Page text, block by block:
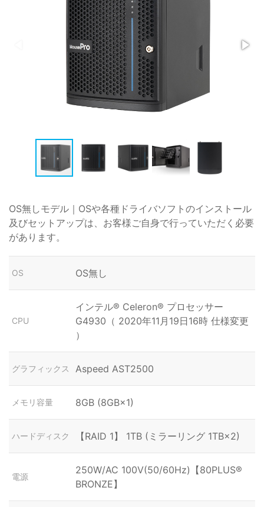
OS無しモデル｜OSや各種ドライバソフトのインストール
及びセットアップは、お客様ご自身で行っていただく必要
があります。
OS OS無し
CPU
インテル® Celeron® プロセッサー
G4930（ 2020年11月19日16時 仕様変更
）
グラフィックス Aspeed AST2500
メモリ容量 8GB (8GB×1)
ハードディスク 【RAID 1】 1TB (ミラーリング 1TB×2)
電源
250W/AC 100V(50/60Hz)【80PLUS®
BRONZE】